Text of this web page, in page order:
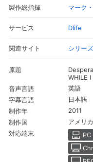
会員設定 会員情報
製作総指揮 マーク
サービス Dlife
関連サイト シリー
原題
WHILE I
音声言語 英語
字幕言語 日本語
制作年 2011
制作国 アメリカ
対応端末 PC